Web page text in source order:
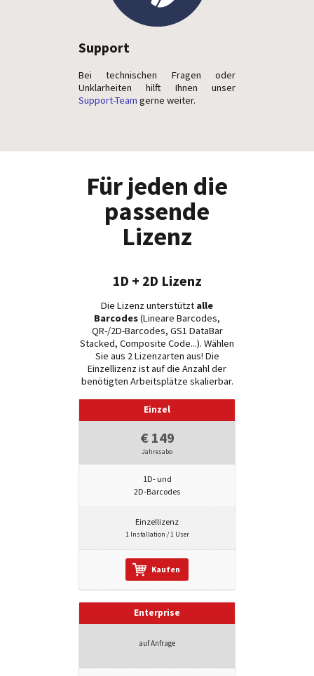
Support
Bei technischen Fragen oder
Unklarheiten hilft Ihnen unser
Support-Team gerne weiter.
Für jeden die
passende
Lizenz
1D + 2D Lizenz
Die Lizenz unterstützt alle
Barcodes(Lineare Barcodes,
QR-/2D-Barcodes, GS1 DataBar
Stacked, Composite Code...). Wählen
Sie aus 2 Lizenzarten aus! Die
Einzellizenz ist auf die Anzahl der
benötigten Arbeitsplätze skalierbar.
Einzel
€ 149
Jahresabo
1D- und
2D-Barcodes
Einzellizenz
1 Installation / 1 User
Kaufen
Enterprise
auf Anfrage